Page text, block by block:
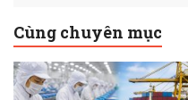
Cùng chuyên mục